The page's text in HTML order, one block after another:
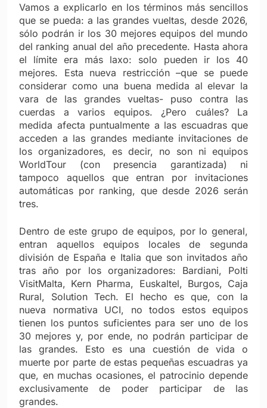
Vamos a explicarlo en los términos más sencillos
que se pueda: a las grandes vueltas, desde 2026,
sólo podrán ir los 30 mejores equipos del mundo
del ranking anual del año precedente. Hasta ahora
el límite era más laxo: solo pueden ir los 40
mejores. Esta nueva restricción –que se puede
considerar como una buena medida al elevar la
vara de las grandes vueltas- puso contra las
cuerdas a varios equipos. ¿Pero cuáles? La
medida afecta puntualmente a las escuadras que
acceden a las grandes mediante invitaciones de
los organizadores, es decir, no son ni equipos
WorldTour (con presencia garantizada) ni
tampoco aquellos que entran por invitaciones
automáticas por ranking, que desde 2026 serán
tres.
Dentro de este grupo de equipos, por lo general,
entran aquellos equipos locales de segunda
división de España e Italia que son invitados año
tras año por los organizadores: Bardiani, Polti
VisitMalta, Kern Pharma, Euskaltel, Burgos, Caja
Rural, Solution Tech. El hecho es que, con la
nueva normativa UCI, no todos estos equipos
tienen los puntos suficientes para ser uno de los
30 mejores y, por ende, no podrán participar de
las grandes. Esto es una cuestión de vida o
muerte por parte de estas pequeñas escuadras ya
que, en muchas ocasiones, el patrocinio depende
exclusivamente de poder participar de las
grandes.